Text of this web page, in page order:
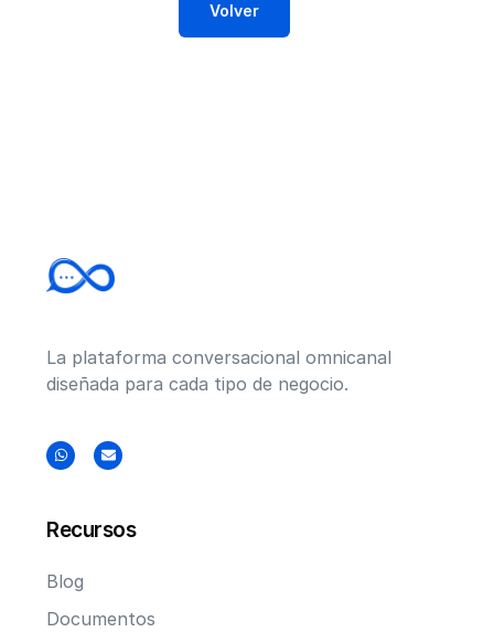
Volver
La plataforma conversacional omnicanal
diseñada para cada tipo de negocio.
Recursos
Blog
Documentos